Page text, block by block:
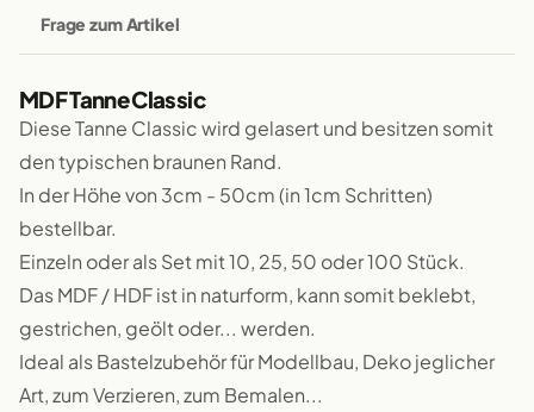
Frage zum Artikel
MDF Tanne Classic
Diese Tanne Classic wird gelasert und besitzen somit
den typischen braunen Rand.
In der Höhe von 3cm - 50cm (in 1cm Schritten)
bestellbar.
Einzeln oder als Set mit 10, 25, 50 oder 100 Stück.
Das MDF / HDF ist in naturform, kann somit beklebt,
gestrichen, geölt oder... werden.
Ideal als Bastelzubehör für Modellbau, Deko jeglicher
Art, zum Verzieren, zum Bemalen...